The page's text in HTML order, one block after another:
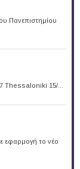
Πανεπιστημίου
Thessaloniki 15/...
εφαρμογή το νέο